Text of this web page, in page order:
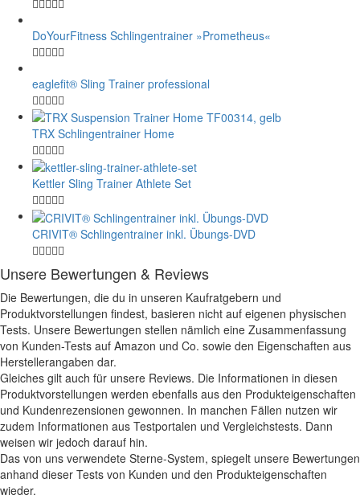
DoYourFitness Schlingentrainer »Prometheus«
eaglefit® Sling Trainer professional
TRX Schlingentrainer Home
Kettler Sling Trainer Athlete Set
CRIVIT® Schlingentrainer inkl. Übungs-DVD
Unsere Bewertungen & Reviews
Die Bewertungen, die du in unseren Kaufratgebern und
Produktvorstellungen findest, basieren nicht auf eigenen physischen
Tests. Unsere Bewertungen stellen nämlich eine Zusammenfassung
von Kunden-Tests auf Amazon und Co. sowie den Eigenschaften aus
Herstellerangaben dar.
Gleiches gilt auch für unsere Reviews. Die Informationen in diesen
Produktvorstellungen werden ebenfalls aus den Produkteigenschaften
und Kundenrezensionen gewonnen. In manchen Fällen nutzen wir
zudem Informationen aus Testportalen und Vergleichstests. Dann
weisen wir jedoch darauf hin.
Das von uns verwendete Sterne-System, spiegelt unsere Bewertungen
anhand dieser Tests von Kunden und den Produkteigenschaften
wieder.